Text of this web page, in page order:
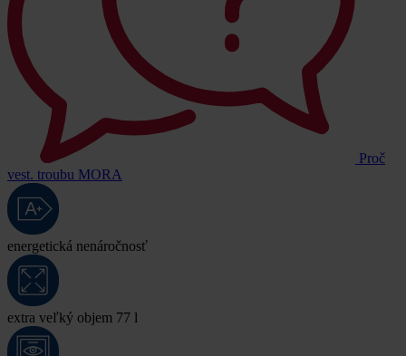
Proč
vest. troubu MORA
energetická nenáročnosť
extra veľký objem 77 l